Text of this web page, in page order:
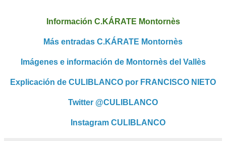
Información C.KÁRATE Montornès
Más entradas C.KÁRATE Montornès
Imágenes e información de Montornès del Vallès
Explicación de CULIBLANCO por FRANCISCO NIETO
Twitter @CULIBLANCO
Instagram CULIBLANCO